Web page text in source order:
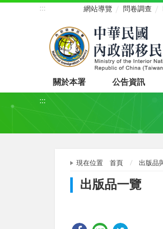
::: 網站導覽 問卷調查
關於本署 公告資訊
:::
現在位置 首頁 出版品
出版品一覽